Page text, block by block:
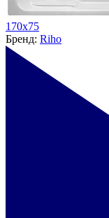
170х75
Бренд: Riho